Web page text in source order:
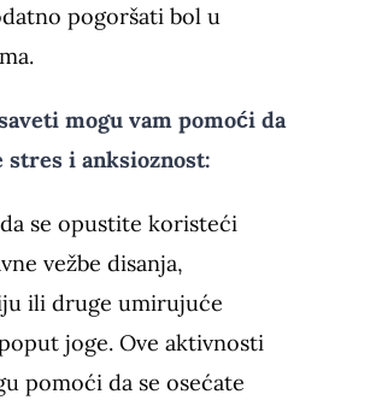
pogoršati bol u
mogu vam pomoći da
stres i anksioznost:
se opustite koristeći
vežbe disanja,
ili druge umirujuće
joge. Ove aktivnosti
pomoći da se osećate